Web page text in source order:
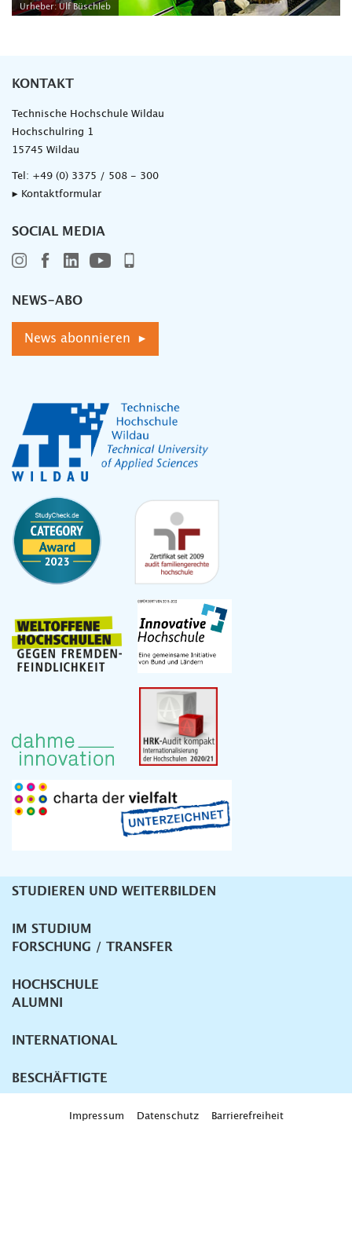
Urheber: Ulf Büschleb
KONTAKT
Technische Hochschule Wildau
Hochschulring 1
15745 Wildau
Tel: +49 (0) 3375 / 508 - 300
▸ Kontaktformular
SOCIAL MEDIA
NEWS-ABO
News abonnieren ▸
Unternavigation
STUDIEREN UND WEITERBILDEN
IM STUDIUM
FORSCHUNG / TRANSFER
HOCHSCHULE
ALUMNI
INTERNATIONAL
BESCHÄFTIGTE
Impressum Datenschutz Barrierefreiheit